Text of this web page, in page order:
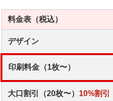
料金表 （税込）
デザイン
印刷料金（1枚〜）
大口割引（20枚〜） 10%割引